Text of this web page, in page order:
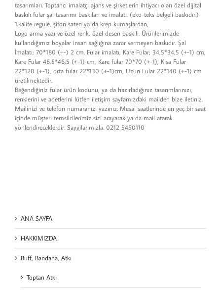
tasarımları. Toptancı imalatçı ajans ve şirketlerin ihtiyacı olan özel dijital
baskılı fular şal tasarımı baskıları ve imalatı. (eko-teks belgeli baskıdır.)
1.kalite regule, şifon saten ya da krep kumaşlardan,
Logo arma yazı ve özel renk, özel desen baskılı. Ürünlerimizde
kullandığımız boyalar insan sağlığına zarar vermeyen baskıdır. Şal
İmalatı; 70*180 (+-) 2 cm. Fular imalatı, Kare Fular; 34,5*34,5 (+-1) cm,
Kare Fular 46,5*46,5 (+-1) cm, Kare fular 70*70 (+-1), Kısa Fular
22*120 (+-1), orta fular 22*130 (+-1)cm, Uzun Fular 22*140 (+-1) cm
üretilmektedir.
Beğendiğiniz fular ürün kodunu, ya da hazırladığınız tasarımlarınızı,
renklerini ve adetlerini lütfen iletişim sayfamızdaki mailden bize iletiniz.
Mailinizi ve telefon numaranızı yazınız. Mesai saatlerinde en geç bir saat
içinde müşteri temsilcilerimiz sizi arayarak ya da mail atarak
yönlendireceklerdir. Saygılarımızla. 0212 5450110
ANA SAYFA
HAKKIMIZDA
Buff, Bandana, Atkı
Toptan Atkı